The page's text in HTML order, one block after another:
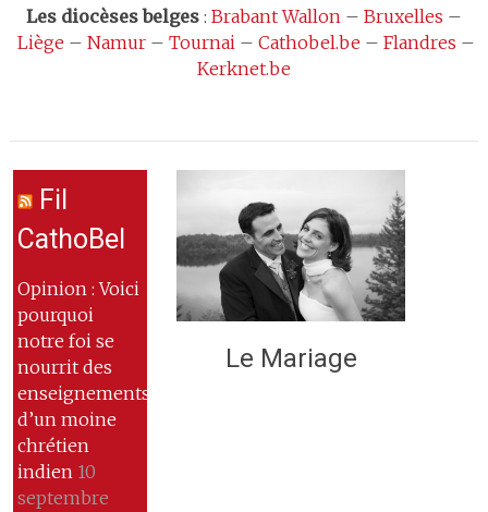
Les diocèses belges: Brabant Wallon– Bruxelles –
Liège – Namur– Tournai– Cathobel.be – Flandres –
Kerknet.be
Fil
CathoBel
Opinion : Voici
pourquoi
notre foi se
nourrit des
enseignements
d’un moine
chrétien
indien 10
septembre
Le Mariage